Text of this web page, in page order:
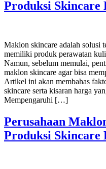
Produksi Skincare
Maklon skincare adalah solusi
memiliki produk perawatan
Namun, sebelum memulai,
maklon skincare agar bisa
Artikel ini akan membahas
skincare serta kisaran harga
Mempengaruhi […]
Perusahaan
Produksi Skincare